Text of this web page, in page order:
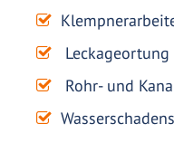
Leckageortung
Rohr- und